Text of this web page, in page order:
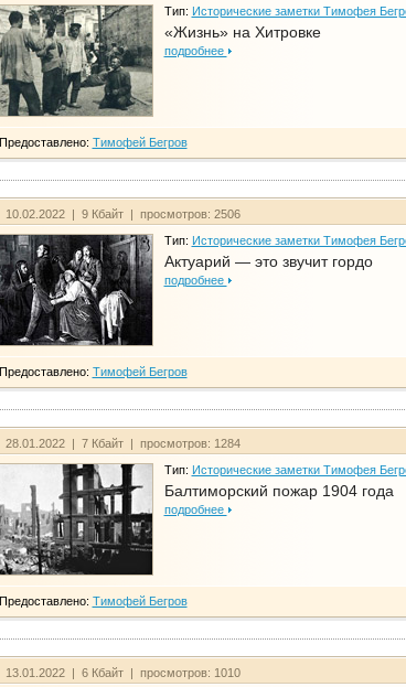
Тип: Исторические заметки Тимофея
«Жизнь» на Хитровке
подробнее
Предоставлено: Тимофей Бегров
10.02.2022 | 9 Кбайт | просмотров: 2506
Тип: Исторические заметки Тимофея
Актуарий — это звучит гордо
подробнее
Предоставлено: Тимофей Бегров
28.01.2022 | 7 Кбайт | просмотров: 1284
Тип: Исторические заметки Тимофея
Балтиморский пожар 1904 года
подробнее
Предоставлено: Тимофей Бегров
13.01.2022 | 6 Кбайт | просмотров: 1010